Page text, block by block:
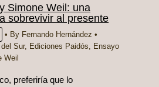
Simone Weil: una
sobrevivir al presente
• By Fernando Hernández•
Sur, Ediciones Paidós, Ensayo
Weil
preferiría que lo